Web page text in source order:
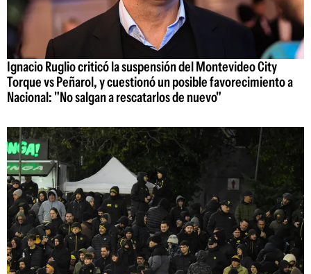
Ignacio Ruglio criticó la suspensión del Montevideo City
Torque vs Peñarol, y cuestionó un posible favorecimiento a
Nacional: "No salgan a rescatarlos de nuevo"